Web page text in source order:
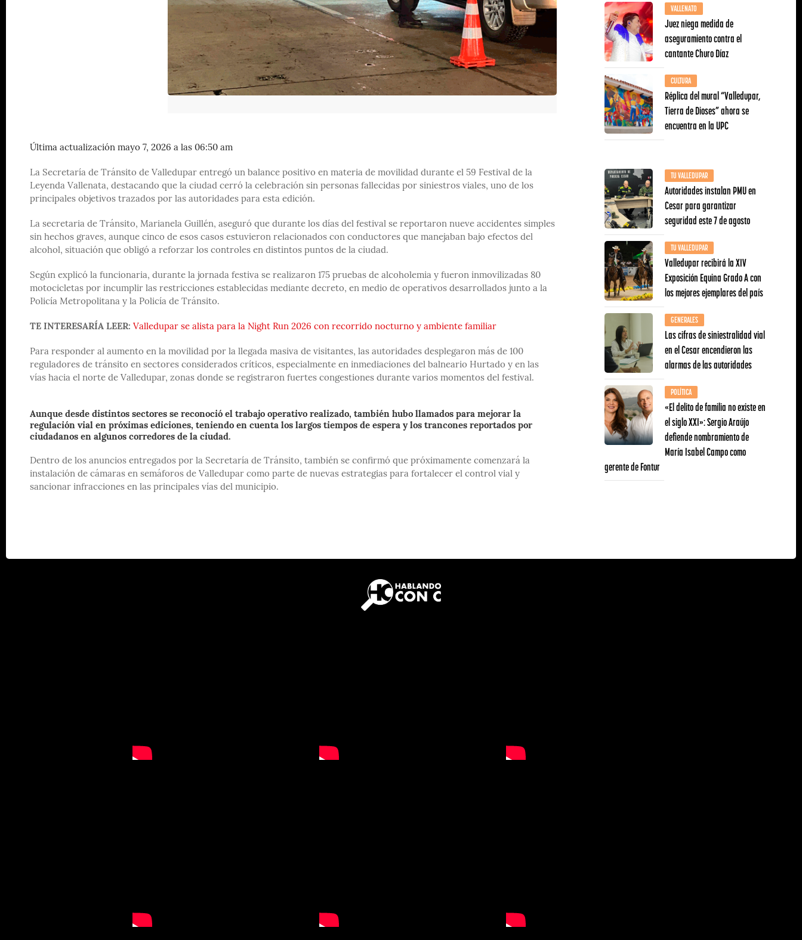
Última actualización mayo 7, 2026 a las 06:50 am
La Secretaría de Tránsito de Valledupar entregó un balance positivo en materia de movilidad durante el 59 Festival de la
Leyenda Vallenata, destacando que la ciudad cerró la celebración sin personas fallecidas por siniestros viales, uno de los
principales objetivos trazados por las autoridades para esta edición.
La secretaria de Tránsito, Marianela Guillén, aseguró que durante los días del festival se reportaron nueve accidentes simples
sin hechos graves, aunque cinco de esos casos estuvieron relacionados con conductores que manejaban bajo efectos del
alcohol, situación que obligó a reforzar los controles en distintos puntos de la ciudad.
Según explicó la funcionaria, durante la jornada festiva se realizaron 175 pruebas de alcoholemia y fueron inmovilizadas 80
motocicletas por incumplir las restricciones establecidas mediante decreto, en medio de operativos desarrollados junto a la
Policía Metropolitana y la Policía de Tránsito.
TE INTERESARÍA LEER: Valledupar se alista para la Night Run 2026 con recorrido nocturno y ambiente familiar
Para responder al aumento en la movilidad por la llegada masiva de visitantes, las autoridades desplegaron más de 100
reguladores de tránsito en sectores considerados críticos, especialmente en inmediaciones del balneario Hurtado y en las
vías hacia el norte de Valledupar, zonas donde se registraron fuertes congestiones durante varios momentos del festival.
Aunque desde distintos sectores se reconoció el trabajo operativo realizado, también hubo llamados para mejorar la
regulación vial en próximas ediciones, teniendo en cuenta los largos tiempos de espera y los trancones reportados por
ciudadanos en algunos corredores de la ciudad.
Dentro de los anuncios entregados por la Secretaría de Tránsito, también se confirmó que próximamente comenzará la
instalación de cámaras en semáforos de Valledupar como parte de nuevas estrategias para fortalecer el control vial y
sancionar infracciones en las principales vías del municipio.
VALLENATO
Juez niega medida de
aseguramiento contra el
cantante Churo Díaz
CULTURA
Réplica del mural “Valledupar,
Tierra de Dioses” ahora se
encuentra en la UPC
TU VALLEDUPAR
Autoridades instalan PMU en
Cesar para garantizar
seguridad este 7 de agosto
TU VALLEDUPAR
Valledupar recibirá la XIV
Exposición Equina Grado A con
los mejores ejemplares del país
GENERALES
Las cifras de siniestralidad vial
en el Cesar encendieron las
alarmas de las autoridades
POLÍTICA
«El delito de familia no existe en
el siglo XXI»: Sergio Araújo
defiende nombramiento de
María Isabel Campo como
gerente de Fontur